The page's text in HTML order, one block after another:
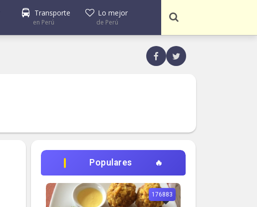
Transporte
en Perú
Lo mejor
de Perú
Populares
176883